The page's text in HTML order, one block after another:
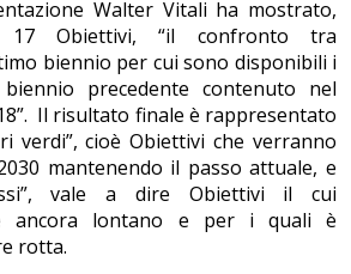
Walter Vitali ha mostrato,
17 Obiettivi, “il confronto tra
biennio per cui sono disponibili i
precedente contenuto nel
Il risultato finale è rappresentato
verdi”, cioè Obiettivi che verranno
mantenendo il passo attuale, e
vale a dire Obiettivi il cui
ancora lontano e per i quali è
rotta.